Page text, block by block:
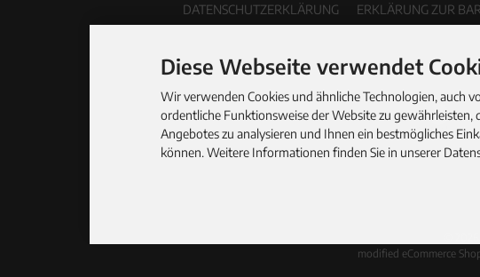
DATENSCHUTZERKLÄRUNG
ERKLÄRUNG ZUR
modified eCommerce
Diese Webseite verwendet
Wir verwenden Cookies und ähnliche Technologien, auch
ordentliche Funktionsweise der Website zu gewährleisten,
Angebotes zu analysieren und Ihnen ein bestmögliches
können. Weitere Informationen finden Sie in unserer